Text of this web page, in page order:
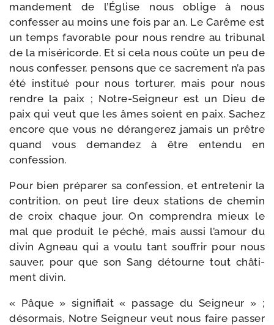
man­de­ment de l’Église nous oblige à nous
confes­ser au moins une fois par an. Le Carême est
un temps favo­rable pour nous rendre au tri­bu­nal
de la misé­ri­corde. Et si cela nous coûte un peu de
nous confes­ser, pen­sons que ce sacre­ment n’a pas
été ins­ti­tué pour nous tor­tu­rer, mais pour nous
rendre la paix ; Notre-​Seigneur est un Dieu de
paix qui veut que les âmes soient en paix. Sachez
encore que vous ne déran­ge­rez jamais un prêtre
quand vous deman­dez à être enten­du en
confession.
Pour bien pré­pa­rer sa confes­sion, et entre­te­nir la
contri­tion, on peut lire deux sta­tions de che­min
de croix chaque jour. On com­pren­dra mieux le
mal que pro­duit le péché, mais aus­si l’amour du
divin Agneau qui a vou­lu tant souf­frir pour nous
sau­ver, pour que son Sang détourne tout châ­ti­
ment divin.
« Pâque » signi­fiait « pas­sage du Seigneur » ;
désor­mais, Notre Seigneur veut nous faire pas­ser